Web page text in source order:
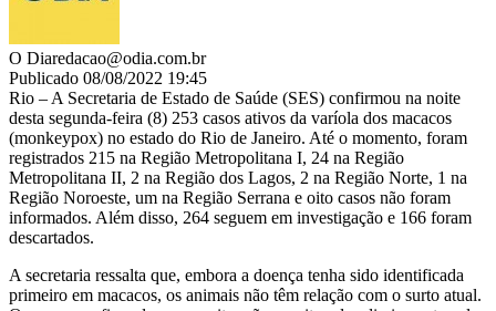
O Diaredacao@odia.com.br
Publicado 08/08/2022 19:45
Rio – A Secretaria de Estado de Saúde (SES) confirmou na noite
desta segunda-feira (8) 253 casos ativos da varíola dos macacos
(monkeypox) no estado do Rio de Janeiro. Até o momento, foram
registrados 215 na Região Metropolitana I, 24 na Região
Metropolitana II, 2 na Região dos Lagos, 2 na Região Norte, 1 na
Região Noroeste, um na Região Serrana e oito casos não foram
informados. Além disso, 264 seguem em investigação e 166 foram
descartados.
A secretaria ressalta que, embora a doença tenha sido identificada
primeiro em macacos, os animais não têm relação com o surto atual.